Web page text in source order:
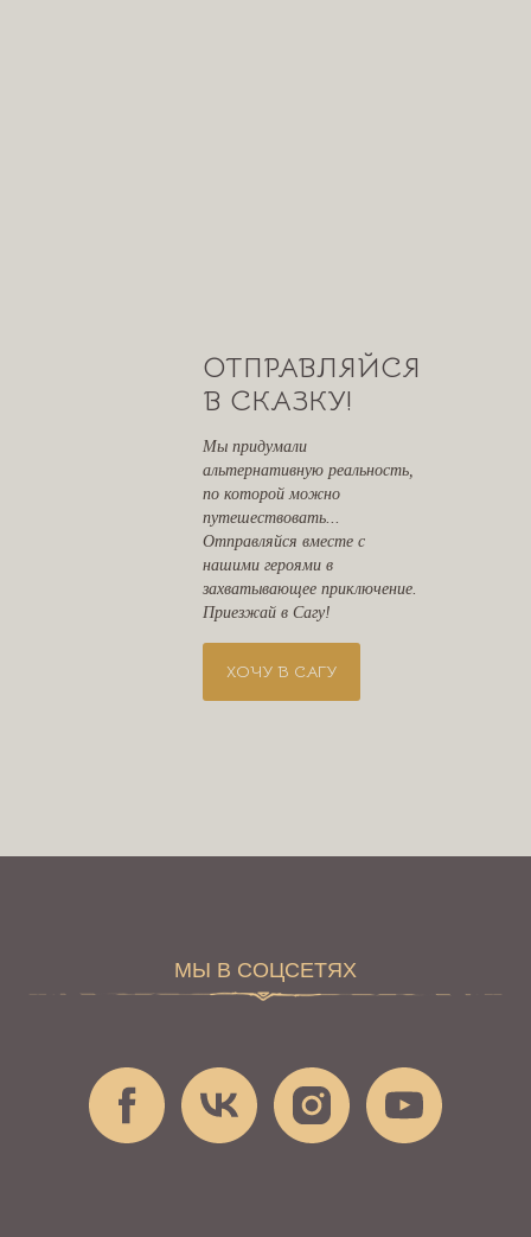
ОТПРАВЛЯЙСЯ
В СКАЗКУ!
Мы придумали
альтернативную реальность,
по которой можно
путешествовать...
Отправляйся вместе с
нашими героями в
захватывающее приключение.
Приезжай в Сагу!
ХОЧУ В САГУ
МЫ В СОЦСЕТЯХ
Сага - это комьюнити увлеченных
людей разных возрастов.
Здесь ценят развитие, путешествия и
созидание.
проекта в нашем Telegram-канале
ПРИСОЕДИНЯЙТЕСЬ К НАШЕМУ
СООБЩЕСТВУ